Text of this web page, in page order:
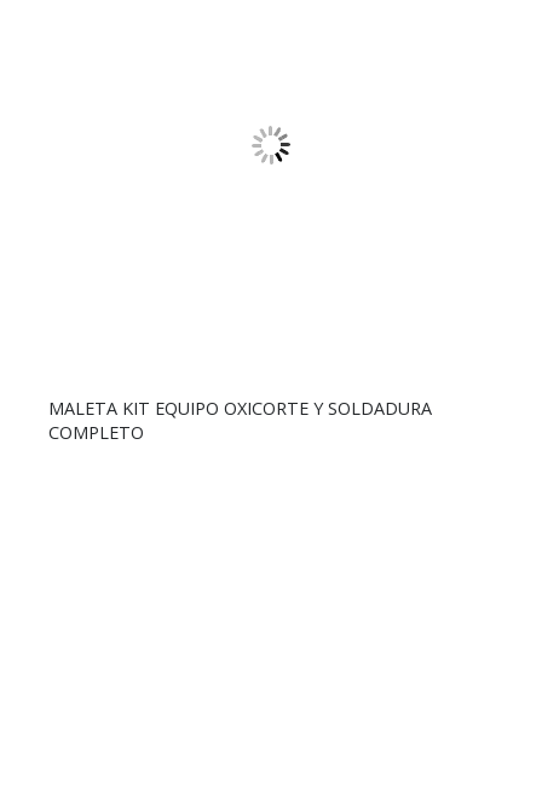
MALETA KIT EQUIPO OXICORTE Y SOLDADURA
COMPLETO